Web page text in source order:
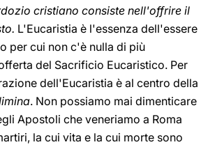
cristiano consiste nell'offrire il
L'Eucaristia è l'essenza dell'essere
per cui non c'è nulla di più
del Sacrificio Eucaristico. Per
dell'Eucaristia è al centro della
. Non possiamo mai dimenticare
Apostoli che veneriamo a Roma
la cui vita e la cui morte sono